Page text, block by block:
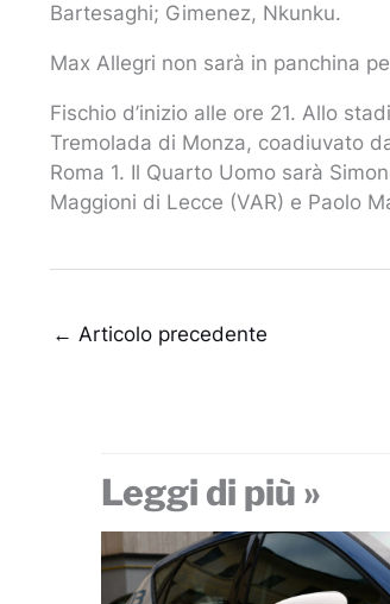
Bartesaghi; Gimenez, Nkunku.
Max Allegri non sarà in panchina
Fischio d’inizio alle ore 21. Allo
Tremolada di Monza, coadiuvato
Roma 1. Il Quarto Uomo sarà
Maggioni di Lecce (VAR) e Paolo
← Articolo precedente
Leggi di più »